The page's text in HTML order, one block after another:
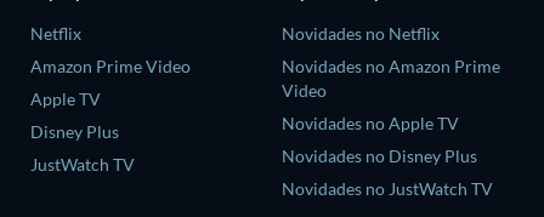
Netflix
Amazon Prime Video
Apple TV
Disney Plus
JustWatch TV
Novidades no Netflix
Novidades no Amazon Prime
Video
Novidades no Apple TV
Novidades no Disney Plus
Novidades no JustWatch TV